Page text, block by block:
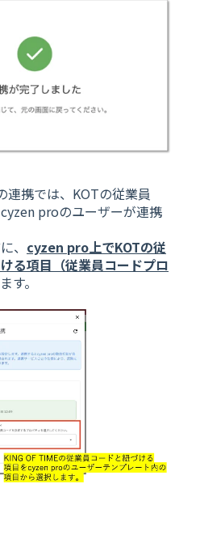
連携では、KOTの従業員
proのユーザーが連携
、 cyzen pro上でKOTの従
る項目（従業員コードプロ
す。